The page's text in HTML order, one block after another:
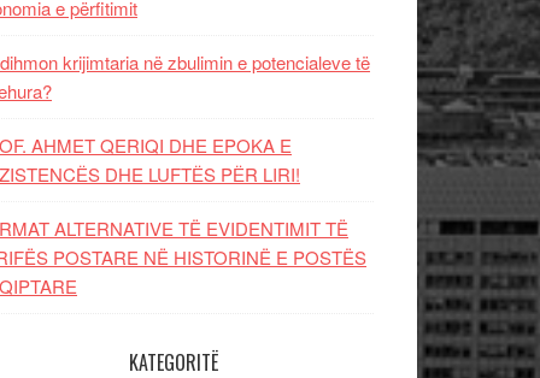
e përfitimit
krijimtaria në zbulimin e potencialeve të
AHMET QERIQI DHE EPOKA E
DHE LUFTЁS PЁR LIRI!
ALTERNATIVE TË EVIDENTIMIT TË
POSTARE NË HISTORINË E POSTËS
KATEGORITË